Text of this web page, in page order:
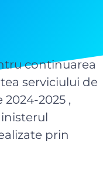
continuarea
serviciului de
2025 ,
prin